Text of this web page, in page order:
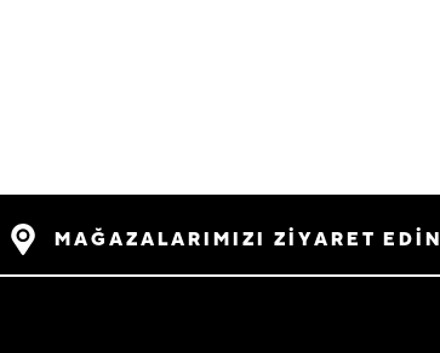
MAĞAZALARIMIZI ZİYARET EDİN